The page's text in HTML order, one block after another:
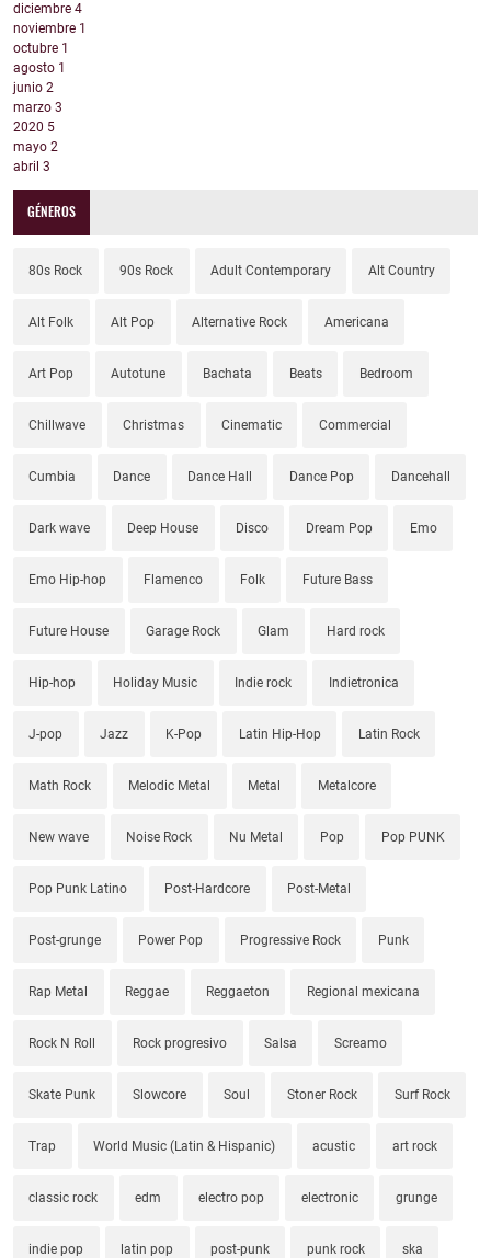
diciembre 4
noviembre 1
octubre 1
agosto 1
junio 2
marzo 3
2020 5
mayo 2
abril 3
GÉNEROS
80s Rock 90s Rock Adult Contemporary Alt Country
Alt Folk Alt Pop Alternative Rock Americana
Art Pop Autotune Bachata Beats Bedroom
Chillwave Christmas Cinematic Commercial
Cumbia Dance Dance Hall Dance Pop Dancehall
Dark wave Deep House Disco Dream Pop Emo
Emo Hip-hop Flamenco Folk Future Bass
Future House Garage Rock Glam Hard rock
Hip-hop Holiday Music Indie rock Indietronica
J-pop Jazz K-Pop Latin Hip-Hop Latin Rock
Math Rock Melodic Metal Metal Metalcore
New wave Noise Rock Nu Metal Pop Pop PUNK
Pop Punk Latino Post-Hardcore Post-Metal
Post-grunge Power Pop Progressive Rock Punk
Rap Metal Reggae Reggaeton Regional mexicana
Rock N Roll Rock progresivo Salsa Screamo
Skate Punk Slowcore Soul Stoner Rock Surf Rock
Trap World Music (Latin & Hispanic) acustic art rock
classic rock edm electro pop electronic grunge
indie pop latin pop post-punk punk rock ska